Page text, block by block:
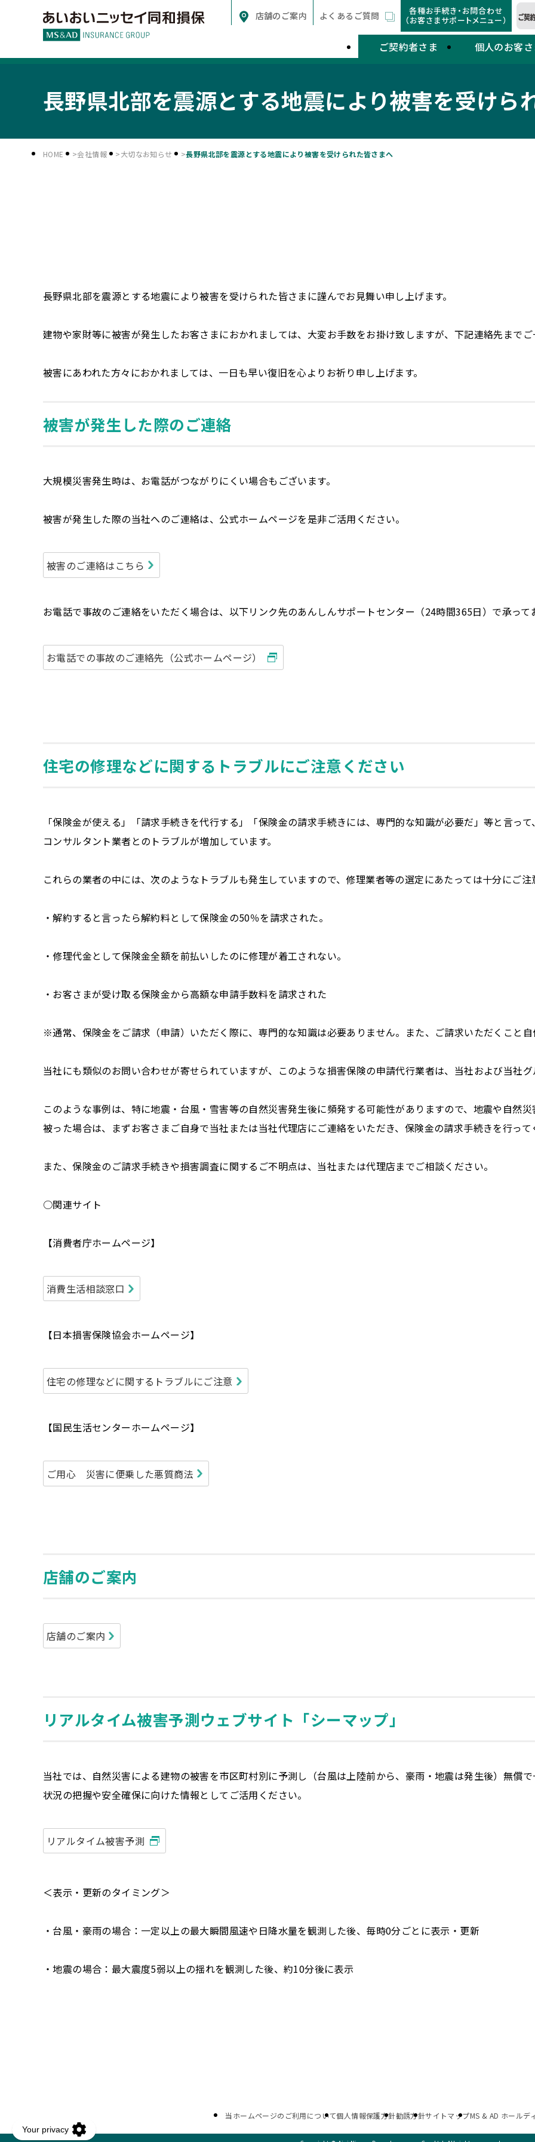
店舗のご案内 よくあるご質問
各種お手続き・お問合わせ
（お客さまサポートメニュー）
ご契約者さま 個人のお客さ
長野県北部を震源とする地震により被害を受けら
HOME 会社情報 大切なお知らせ 長野県北部を震源とする地震により被害を受けられた皆さまへ
長野県北部を震源とする地震により被害を受けられた皆さまに謹んでお見舞い申し上げます。
建物や家財等に被害が発生したお客さまにおかれましては、大変お手数をお掛け致しますが、下記連絡先までご
被害にあわれた方々におかれましては、一日も早い復旧を心よりお祈り申し上げます。
被害が発生した際のご連絡
大規模災害発生時は、お電話がつながりにくい場合もございます。
被害が発生した際の当社へのご連絡は、公式ホームページを是非ご活用ください。
被害のご連絡はこちら
お電話で事故のご連絡をいただく場合は、以下リンク先のあんしんサポートセンター（24時間365日）で承って
お電話での事故のご連絡先（公式ホームページ）
住宅の修理などに関するトラブルにご注意ください
「保険金が使える」「請求手続きを代行する」「保険金の請求手続きには、専門的な知識が必要だ」等と言っ
コンサルタント業者とのトラブルが増加しています。
これらの業者の中には、次のようなトラブルも発生していますので、修理業者等の選定にあたっては十分にご注
・解約すると言ったら解約料として保険金の50％を請求された。
・修理代金として保険金全額を前払いしたのに修理が着工されない。
・お客さまが受け取る保険金から高額な申請手数料を請求された
※通常、保険金をご請求（申請）いただく際に、専門的な知識は必要ありません。また、ご請求いただくこと自
当社にも類似のお問い合わせが寄せられていますが、このような損害保険の申請代行業者は、当社および当社グ
このような事例は、特に地震・台風・雪害等の自然災害発生後に頻発する可能性がありますので、地震や自然
被った場合は、まずお客さまご自身で当社または当社代理店にご連絡をいただき、保険金の請求手続きを行って
また、保険金のご請求手続きや損害調査に関するご不明点は、当社または代理店までご相談ください。
○関連サイト
【消費者庁ホームページ】
消費生活相談窓口
【日本損害保険協会ホームページ】
住宅の修理などに関するトラブルにご注意
【国民生活センターホームページ】
ご用心 災害に便乗した悪質商法
店舗のご案内
店舗のご案内
リアルタイム被害予測ウェブサイト「シーマップ」
当社では、自然災害による建物の被害を市区町村別に予測し（台風は上陸前から、豪雨・地震は発生後）無償
状況の把握や安全確保に向けた情報としてご活用ください。
リアルタイム被害予測
＜表示・更新のタイミング＞
・台風・豪雨の場合：一定以上の最大瞬間風速や日降水量を観測した後、毎時0分ごとに表示・更新
・地震の場合：最大震度5弱以上の揺れを観測した後、約10分後に表示
当ホームページのご利用について個人情報保護方針勧誘方針サイトマップMS & AD ホールデ